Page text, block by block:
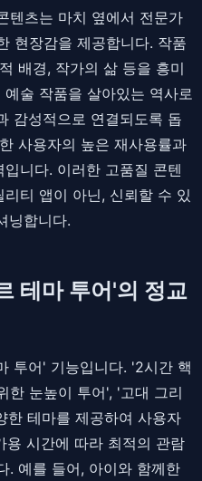
텐츠는 마치 옆에서 전문가
현장감을 제공합니다. 작품
배경, 작가의 삶 등을 흥미
술 작품을 살아있는 역사로
감성적으로 연결되도록 돕
사용자의 높은 재사용률과
니다. 이러한 고품질 콘텐
티 앱이 아닌, 신뢰할 수 있
닝합니다.
테마 투어'의 정교
투어' 기능입니다. '2시간 핵
한 눈높이 투어', '고대 그리
한 테마를 제공하여 사용자
용 시간에 따라 최적의 관람
. 예를 들어, 아이와 함께한